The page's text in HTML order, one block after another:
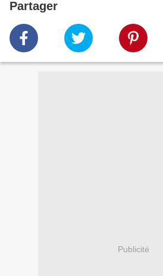
Partager
Publicité